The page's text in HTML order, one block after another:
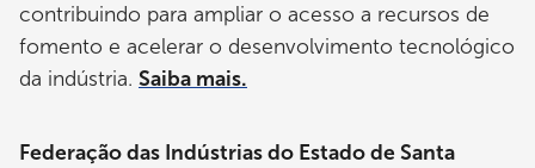
contribuindo para ampliar o acesso a recursos de
fomento e acelerar o desenvolvimento tecnológico
da indústria. Saiba mais.
Federação das Indústrias do Estado de Santa